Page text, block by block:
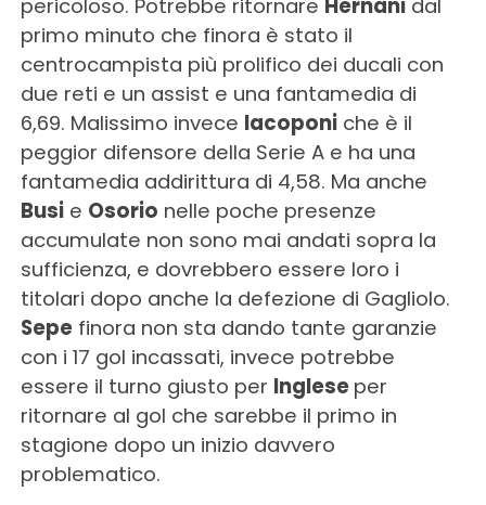
pericoloso. Potrebbe ritornare Hernanidal
primo minuto che finora è stato il
centrocampista più prolifico dei ducali con
due reti e un assist e una fantamedia di
6,69. Malissimo invece Iacoponiche è il
peggior difensore della Serie A e ha una
fantamedia addirittura di 4,58. Ma anche
Busie Osorio nelle poche presenze
accumulate non sono mai andati sopra la
sufficienza, e dovrebbero essere loro i
titolari dopo anche la defezione di Gagliolo.
Sepefinora non sta dando tante garanzie
con i 17 gol incassati, invece potrebbe
essere il turno giusto per Inglese per
ritornare al gol che sarebbe il primo in
stagione dopo un inizio davvero
problematico.